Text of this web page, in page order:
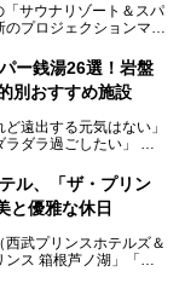
サウナリゾート＆スパ
プロジェクションマッ
できます。
にお邪魔し、その全貌
泳ぐ水風呂、そしてバ
…。驚きの連続だった館
ー銭湯26選！岩盤
別おすすめ施設
遠出する元気はない」
ラダラ過ごしたい」
叶えてくれるのが、神
中遊べるエンタメ施設
湯が数多く揃っていま
ル、「ザ・プリン
と優雅な休日
武プリンスホテルズ＆
ス 箱根芦ノ湖」「芦